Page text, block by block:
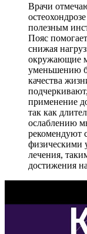
Врачи
полезным
Пояс
снижая
окружающие
уменьшению
качества
применение
так как
ослаблению
рекомендуют
физическими
лечения,
достижения